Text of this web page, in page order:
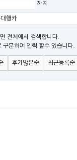
출시
리즈 제품을 출시
제품 출시
까지
전체에서 검색합니다.
분하여 입력 할수 있습니다.
후기많은순 최근등록순